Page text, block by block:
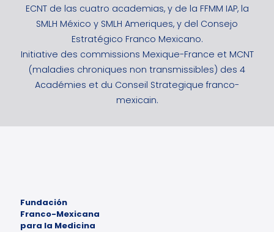
ECNT de las cuatro academias, y de la FFMM IAP, la
SMLH México y SMLH Ameriques, y del Consejo
Estratégico Franco Mexicano.
Initiative des commissions Mexique-France et MCNT
(maladies chroniques non transmissibles) des 4
Académies et du Conseil Strategique franco-
mexicain.
Fundación
Franco-Mexicana
para la Medicina